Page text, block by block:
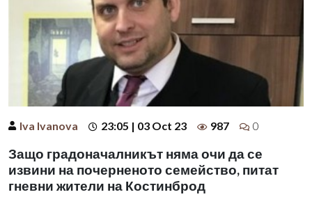
Iva Ivanova 23:05 | 03 Oct 23 987 0
Защо градоначалникът няма очи да се
извини на почерненото семейство, питат
гневни жители на Костинброд